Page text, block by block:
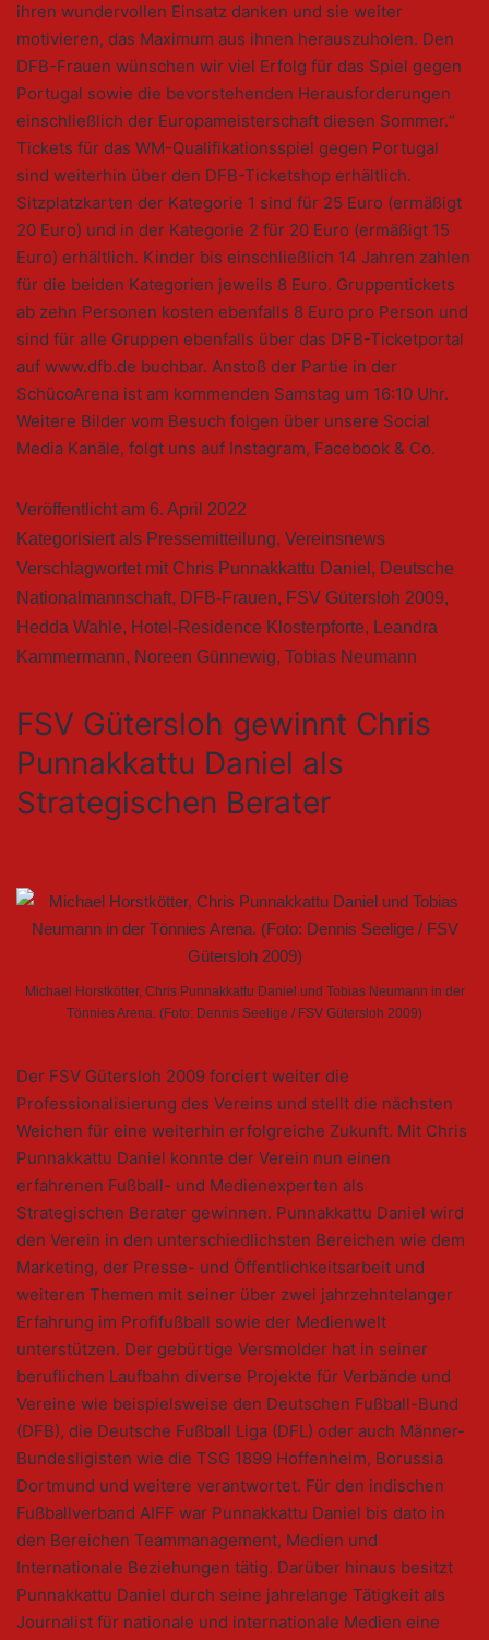
ihren wundervollen Einsatz danken und sie weiter
motivieren, das Maximum aus ihnen herauszuholen. Den
DFB-Frauen wünschen wir viel Erfolg für das Spiel gegen
Portugal sowie die bevorstehenden Herausforderungen
einschließlich der Europameisterschaft diesen Sommer.“
Tickets für das WM-Qualifikationsspiel gegen Portugal
sind weiterhin über den DFB-Ticketshop erhältlich.
Sitzplatzkarten der Kategorie 1 sind für 25 Euro (ermäßigt
20 Euro) und in der Kategorie 2 für 20 Euro (ermäßigt 15
Euro) erhältlich. Kinder bis einschließlich 14 Jahren zahlen
für die beiden Kategorien jeweils 8 Euro. Gruppentickets
ab zehn Personen kosten ebenfalls 8 Euro pro Person und
sind für alle Gruppen ebenfalls über das DFB-Ticketportal
auf www.dfb.de buchbar. Anstoß der Partie in der
SchücoArena ist am kommenden Samstag um 16:10 Uhr.
Weitere Bilder vom Besuch folgen über unsere Social
Media Kanäle, folgt uns auf Instagram, Facebook & Co.
Veröffentlicht am 6. April 2022
Kategorisiert als Pressemitteilung, Vereinsnews
Verschlagwortet mit Chris Punnakkattu Daniel , Deutsche
Nationalmannschaft, DFB-Frauen, FSV Gütersloh 2009,
Hedda Wahle, Hotel-Residence Klosterpforte, Leandra
Kammermann, Noreen Günnewig, Tobias Neumann
FSV Gütersloh gewinnt Chris
Punnakkattu Daniel als
Strategischen Berater
Michael Horstkötter, Chris Punnakkattu Daniel und Tobias Neumann in der
Tönnies Arena. (Foto: Dennis Seelige / FSV Gütersloh 2009)
Der FSV Gütersloh 2009 forciert weiter die
Professionalisierung des Vereins und stellt die nächsten
Weichen für eine weiterhin erfolgreiche Zukunft. Mit Chris
Punnakkattu Daniel konnte der Verein nun einen
erfahrenen Fußball- und Medienexperten als
Strategischen Berater gewinnen. Punnakkattu Daniel wird
den Verein in den unterschiedlichsten Bereichen wie dem
Marketing, der Presse- und Öffentlichkeitsarbeit und
weiteren Themen mit seiner über zwei jahrzehntelanger
Erfahrung im Profifußball sowie der Medienwelt
unterstützen. Der gebürtige Versmolder hat in seiner
beruflichen Laufbahn diverse Projekte für Verbände und
Vereine wie beispielsweise den Deutschen Fußball-Bund
(DFB), die Deutsche Fußball Liga (DFL) oder auch Männer-
Bundesligisten wie die TSG 1899 Hoffenheim, Borussia
Dortmund und weitere verantwortet. Für den indischen
Fußballverband AIFF war Punnakkattu Daniel bis dato in
den Bereichen Teammanagement, Medien und
Internationale Beziehungen tätig. Darüber hinaus besitzt
Punnakkattu Daniel durch seine jahrelange Tätigkeit als
Journalist für nationale und internationale Medien eine